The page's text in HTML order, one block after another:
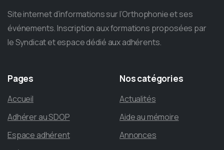
Site internet d’informations sur l’Orthophonie et ses
événements. Inscription aux formations proposées par
le Syndicat et espace dédié aux adhérents.
Pages
Accueil
Adhérer au SDOP
Espace adhérent
Noscatégories
Actualités
Aide au mémoire
Annonces